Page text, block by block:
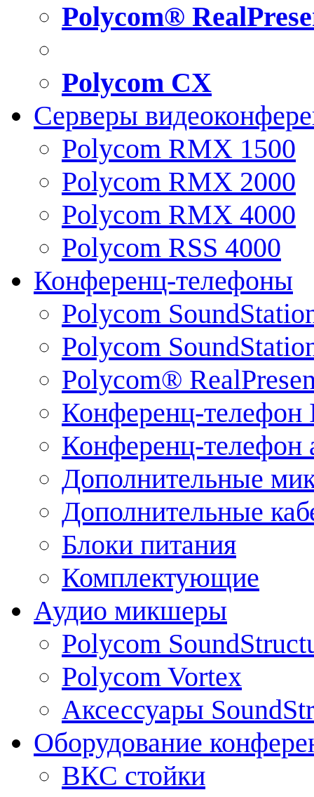
Polycom®
Polycom CX
Серверы
Polycom RMX 1500
Polycom RMX 2000
Polycom RMX 4000
Polycom RSS 4000
Конференц-телефоны
Polycom
Polycom
Polycom®
Конференц-телефон
Конференц-телефон
Дополнительные
Дополнительные
Блоки питания
Комплектующие
Аудио микшеры
Polycom
Polycom Vortex
Аксессуары
Оборудование
ВКС стойки